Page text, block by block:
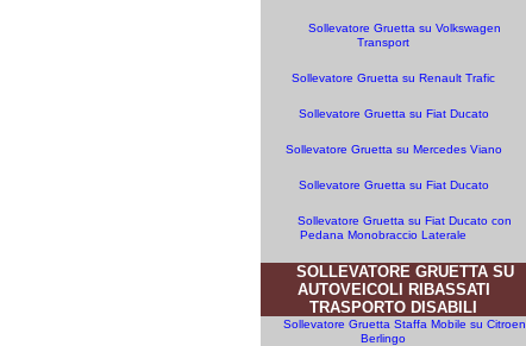
Sollevatore Gruetta su Volkswagen
Transport
Sollevatore Gruetta su Renault Trafic
Sollevatore Gruetta su Fiat Ducato
Sollevatore Gruetta su Mercedes Viano
Sollevatore Gruetta su Fiat Ducato
Sollevatore Gruetta su Fiat Ducato con
Pedana Monobraccio Laterale
SOLLEVATORE GRUETTA SU
AUTOVEICOLI RIBASSATI
TRASPORTO DISABILI
Sollevatore Gruetta Staffa Mobile su Citroen
Berlingo